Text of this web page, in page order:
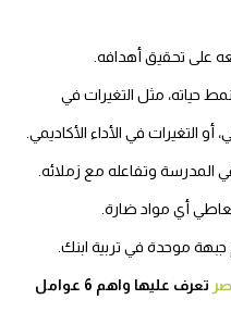
على تحقيق أهدافه.
حياته، مثل التغيرات في
أو التغيرات في الأداء الأكاديمي.
المدرسة وتفاعله مع زملائه.
أي مواد ضارة.
موحدة في تربية ابنك.
تعرف عليها واهم 6 عوامل